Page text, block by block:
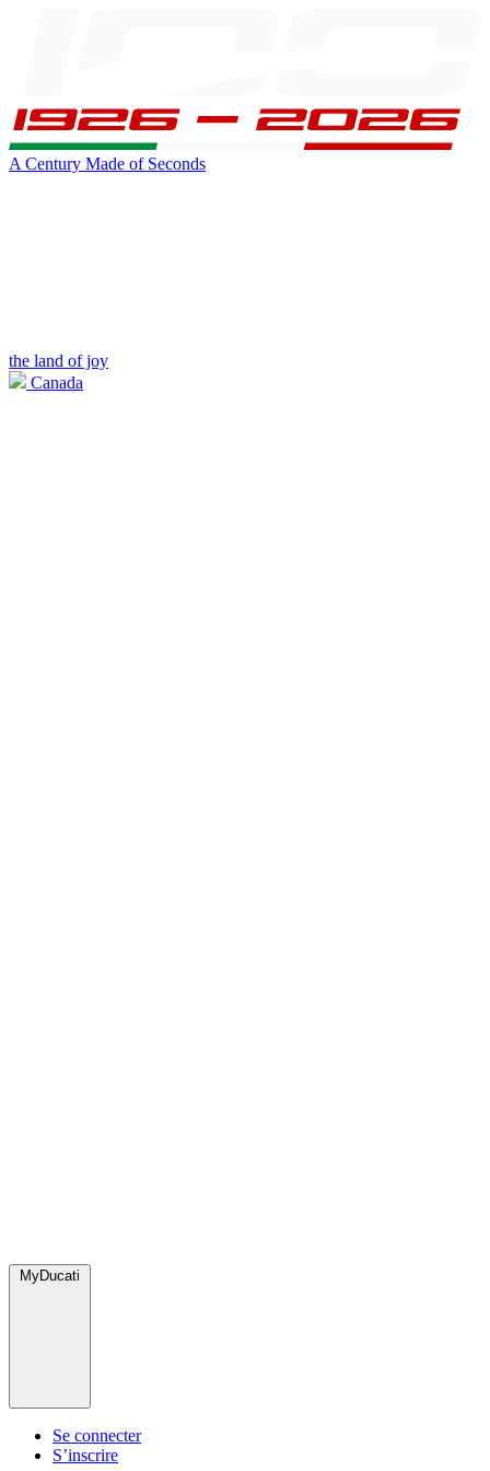
A Century Made of Seconds
the land of joy
Canada
MyDucati
Se connecter
S’inscrire